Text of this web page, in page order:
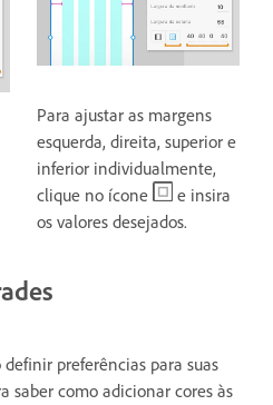
Para ajustar as margens
esquerda, direita, superior e
inferior individualmente,
clique no ícone
e insira
os valores desejados.
preferências para suas
saber como adicionar cores às